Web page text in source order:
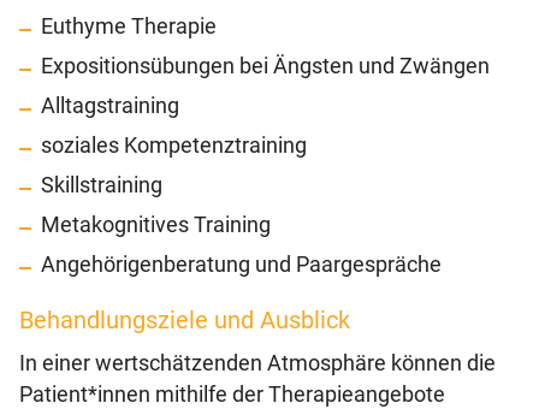
Euthyme Therapie
Expositionsübungen bei Ängsten und Zwängen
Alltagstraining
soziales Kompetenztraining
Skillstraining
Metakognitives Training
Angehörigenberatung und Paargespräche
Behandlungsziele und Ausblick
In einer wertschätzenden Atmosphäre können die
Patient*innen mithilfe der Therapieangebote